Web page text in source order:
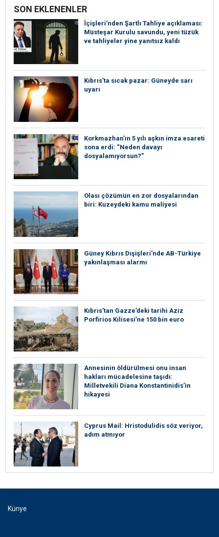
SON EKLENENLER
İçişleri’nden Şartlı Tahliye açıklaması:
Müsteşar Kurulu savundu, yeni tüzük
ve tahliyeler yine yanıtsız kaldı
Kıbrıs’ta sıcak pazar: Güneyde sarı
uyarı
Korkmazhan’ın 5 yılı aşkın imza esareti
sona erdi: “Neden davayı
dosyalamıyorsun?”
Olası çözümün en zor dosyalarından
biri: Kuzeydeki kamu maliyesi
Güney Kıbrıs Dışişleri’nde AB-Türkiye
yakınlaşması alarmı
Kıbrıs’tan Gazze’deki tarihi Aziz
Porfirios Kilisesi’ne 150 bin euro
Annesinin öldürülmesi onu insan
hakları mücadelesine taşıdı:
Milletvekili Diana Konstantinidis’in
hikayesi
⁠Cyprus Mail: Hristodulidis söz veriyor,
adım atmıyor
Künye